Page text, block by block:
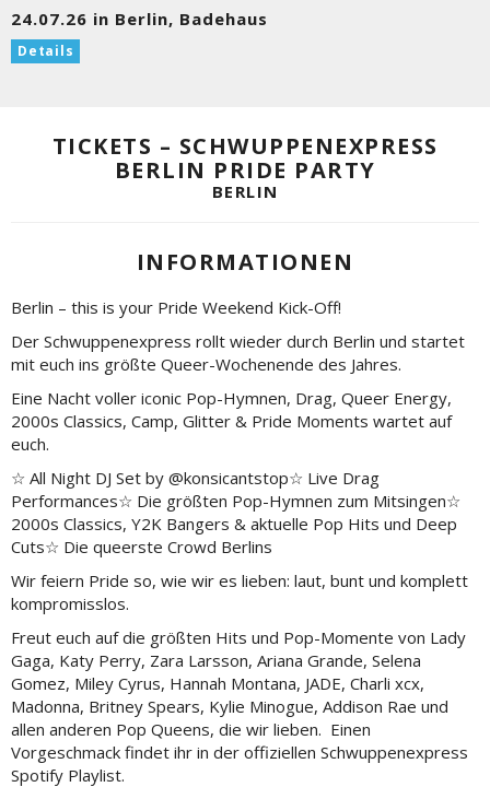
24.07.26 in Berlin, Badehaus
Details
TICKETS – SCHWUPPENEXPRESS
BERLIN PRIDE PARTY
BERLIN
INFORMATIONEN
Berlin – this is your Pride Weekend Kick-Off!
Der Schwuppenexpress rollt wieder durch Berlin und startet
mit euch ins größte Queer-Wochenende des Jahres.
Eine Nacht voller iconic Pop-Hymnen, Drag, Queer Energy,
2000s Classics, Camp, Glitter & Pride Moments wartet auf
euch.
☆ All Night DJ Set by @konsicantstop☆ Live Drag
Performances☆ Die größten Pop-Hymnen zum Mitsingen☆
2000s Classics, Y2K Bangers & aktuelle Pop Hits und Deep
Cuts☆ Die queerste Crowd Berlins
Wir feiern Pride so, wie wir es lieben: laut, bunt und komplett
kompromisslos.
Freut euch auf die größten Hits und Pop-Momente von Lady
Gaga, Katy Perry, Zara Larsson, Ariana Grande, Selena
Gomez, Miley Cyrus, Hannah Montana, JADE, Charli xcx,
Madonna, Britney Spears, Kylie Minogue, Addison Rae und
allen anderen Pop Queens, die wir lieben. Einen
Vorgeschmack findet ihr in der offiziellen Schwuppenexpress
Spotify Playlist.